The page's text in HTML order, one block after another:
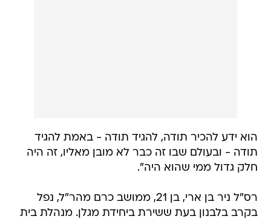
הוא ידע להכיר תודה, להגיד תודה - באמת להגיד
תודה - ובעולם שבו זה כבר לא מובן מאליו, זה היה
חלק גדול ממי שהוא היה".
רס"ל ניר בן ארי, בן 21, ממושב כרם מהר"ל, נפל
בקרב בלבנון בעת ששירת ביחידת מגלן. מנהלת בית